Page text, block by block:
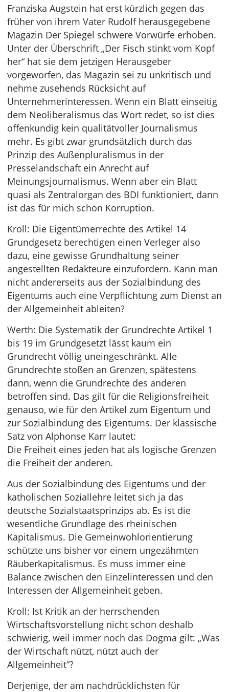
Franziska Augstein hat erst kürzlich gegen das
früher von ihrem Vater Rudolf herausgegebene
Magazin Der Spiegel schwere Vorwürfe erhoben.
Unter der Überschrift „Der Fisch stinkt vom Kopf
her“ hat sie dem jetzigen Herausgeber
vorgeworfen, das Magazin sei zu unkritisch und
nehme zusehends Rücksicht auf
Unternehmerinteressen. Wenn ein Blatt einseitig
dem Neoliberalismus das Wort redet, so ist dies
offenkundig kein qualitätvoller Journalismus
mehr. Es gibt zwar grundsätzlich durch das
Prinzip des Außenpluralismus in der
Presselandschaft ein Anrecht auf
Meinungsjournalismus. Wenn aber ein Blatt
quasi als Zentralorgan des BDI funktioniert, dann
ist das für mich schon Korruption.
Kroll: Die Eigentümerrechte des Artikel 14
Grundgesetz berechtigen einen Verleger also
dazu, eine gewisse Grundhaltung seiner
angestellten Redakteure einzufordern. Kann man
nicht andererseits aus der Sozialbindung des
Eigentums auch eine Verpflichtung zum Dienst an
der Allgemeinheit ableiten?
Werth: Die Systematik der Grundrechte Artikel 1
bis 19 im Grundgesetzt lässt kaum ein
Grundrecht völlig uneingeschränkt. Alle
Grundrechte stoßen an Grenzen, spätestens
dann, wenn die Grundrechte des anderen
betroffen sind. Das gilt für die Religionsfreiheit
genauso, wie für den Artikel zum Eigentum und
zur Sozialbindung des Eigentums. Der klassische
Satz von Alphonse Karr lautet:
Die Freiheit eines jeden hat als logische Grenzen
die Freiheit der anderen.
Aus der Sozialbindung des Eigentums und der
katholischen Soziallehre leitet sich ja das
deutsche Sozialstaatsprinzips ab. Es ist die
wesentliche Grundlage des rheinischen
Kapitalismus. Die Gemeinwohlorientierung
schützte uns bisher vor einem ungezähmten
Räuberkapitalismus. Es muss immer eine
Balance zwischen den Einzelinteressen und den
Interessen der Allgemeinheit geben.
Kroll: Ist Kritik an der herrschenden
Wirtschaftsvorstellung nicht schon deshalb
schwierig, weil immer noch das Dogma gilt: „Was
der Wirtschaft nützt, nützt auch der
Allgemeinheit“?
Derjenige, der am nachdrücklichsten für